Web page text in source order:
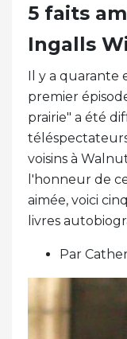
5 faits
Ingalls
Il y a quarante
premier
prairie" a été
voisins à
l'honneur de
aimée, voici
livres
Par